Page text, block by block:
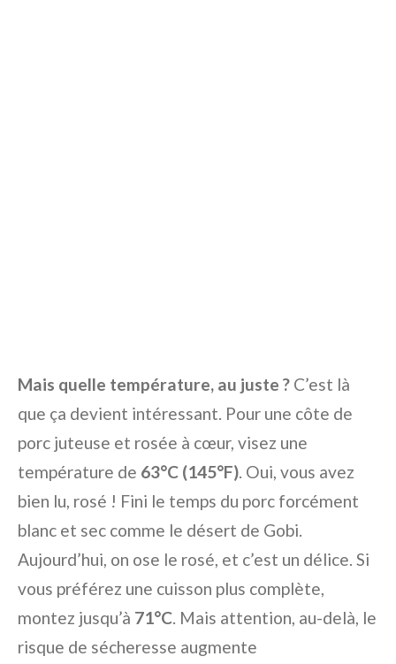
Mais quelle température, au juste ? C’est là
que ça devient intéressant. Pour une côte de
porc juteuse et rosée à cœur, visez une
température de 63°C (145°F). Oui, vous avez
bien lu, rosé ! Fini le temps du porc forcément
blanc et sec comme le désert de Gobi.
Aujourd’hui, on ose le rosé, et c’est un délice. Si
vous préférez une cuisson plus complète,
montez jusqu’à 71°C. Mais attention, au-delà, le
risque de sécheresse augmente